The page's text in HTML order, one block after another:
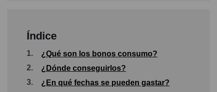
Índice
1.
¿Qué son los bonos consumo?
2.
¿Dónde conseguirlos?
3.
¿En qué fechas se pueden gastar?